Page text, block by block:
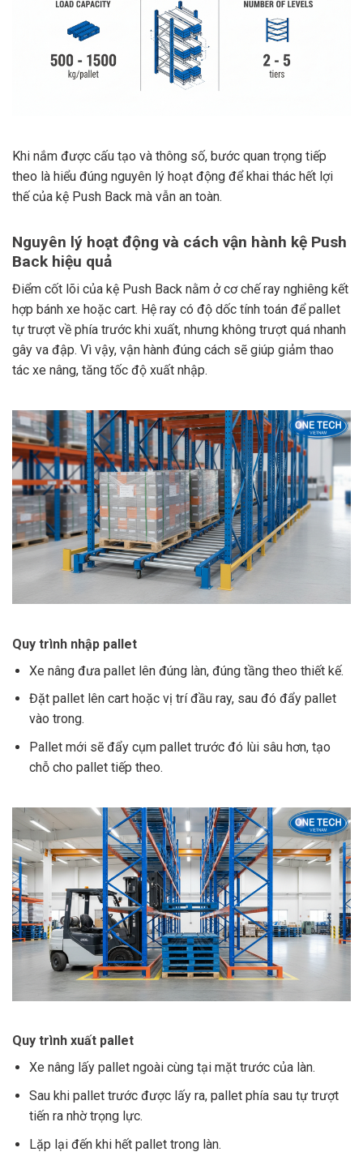
Khi nắm được cấu tạo và thông số, bước quan trọng tiếp
theo là hiểu đúng nguyên lý hoạt động để khai thác hết lợi
thế của kệ Push Back mà vẫn an toàn.
Nguyên lý hoạt động và cách vận hành kệ Push
Back hiệu quả
Điểm cốt lõi của kệ Push Back nằm ở cơ chế ray nghiêng kết
hợp bánh xe hoặc cart. Hệ ray có độ dốc tính toán để pallet
tự trượt về phía trước khi xuất, nhưng không trượt quá nhanh
gây va đập. Vì vậy, vận hành đúng cách sẽ giúp giảm thao
tác xe nâng, tăng tốc độ xuất nhập.
Quy trình nhập pallet
Xe nâng đưa pallet lên đúng làn, đúng tầng theo thiết kế.
Đặt pallet lên cart hoặc vị trí đầu ray, sau đó đẩy pallet
vào trong.
Pallet mới sẽ đẩy cụm pallet trước đó lùi sâu hơn, tạo
chỗ cho pallet tiếp theo.
Quy trình xuất pallet
Xe nâng lấy pallet ngoài cùng tại mặt trước của làn.
Sau khi pallet trước được lấy ra, pallet phía sau tự trượt
tiến ra nhờ trọng lực.
Lặp lại đến khi hết pallet trong làn.